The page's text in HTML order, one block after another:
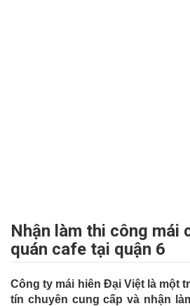
Nhận làm thi công mái
quán cafe tại quận 6
Công ty mái hiên Đại Việt là một
tín chuyên cung cấp và nhận